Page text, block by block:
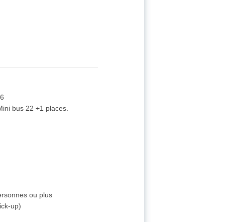
bus 22 +1 places.
ou plus
up)